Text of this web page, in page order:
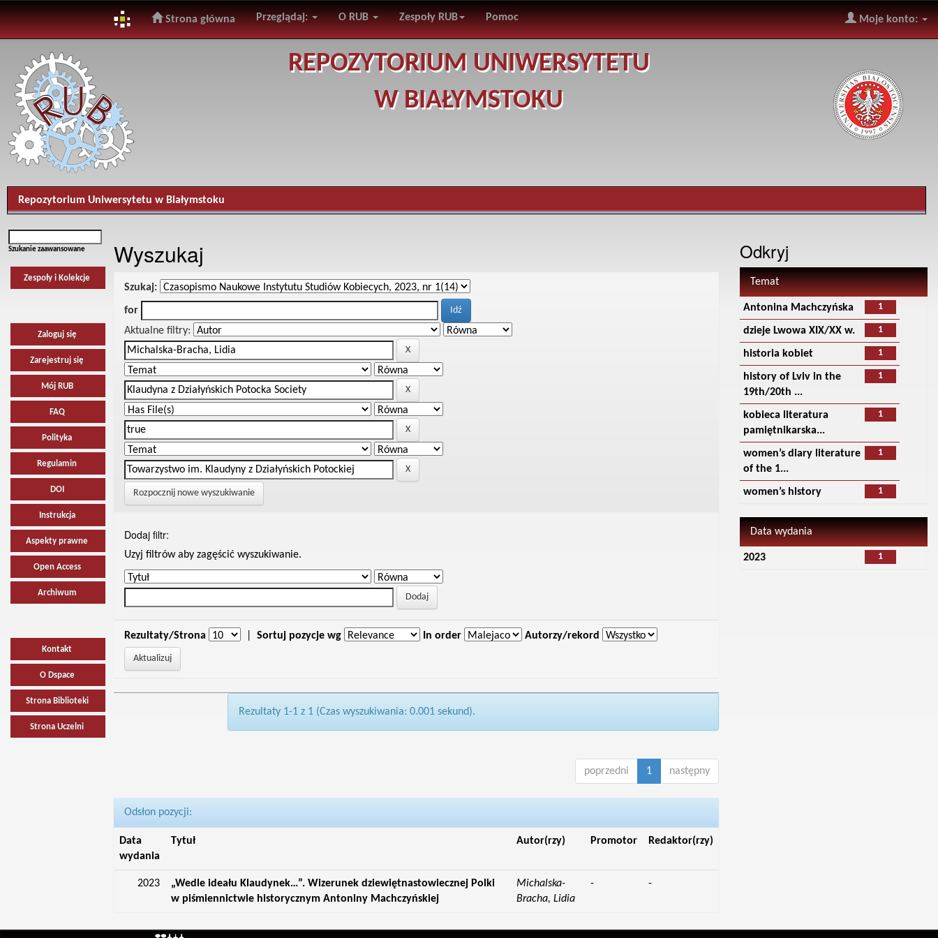
navigation
Strona główna Przeglądaj: O RUB Zespoły RUB Pomoc Moje konto:
REPOZYTORIUM UNIWERSYTETU
W BIAŁYMSTOKU
Repozytorium Uniwersytetu w Białymstoku
Szukanie zaawansowane
Zespoły i Kolekcje
Zaloguj się
Zarejestruj się
Mój RUB
FAQ
Polityka
Regulamin
DOI
Instrukcja
Aspekty prawne
Open Access
Archiwum
Kontakt
O Dspace
Strona Biblioteki
Strona Uczelni
Wyszukaj
Szukaj:
for
Aktualne filtry:
Rozpocznij nowe wyszukiwanie
Dodaj filtr:
Uzyj filtrów aby zagęścić wyszukiwanie.
Rezultaty/Strona Sortuj pozycje wg In order Autorzy/rekord
Rezultaty 1-1 z 1 (Czas wyszukiwania: 0.001 sekund).
poprzedni 1 następny
Odsłon pozycji:
Data
wydania
Tytuł Autor(rzy) Promotor Redaktor(rzy)
2023
„Wedle ideału Klaudynek…”. Wizerunek dziewiętnastowiecznej Polki
w piśmiennictwie historycznym Antoniny Machczyńskiej
Michalska-
Bracha, Lidia
- -
Odkryj
Temat
1
Antonina Machczyńska
1
dzieje Lwowa XIX/XX w.
1
historia kobiet
1
history of Lviv in the
19th/20th ...
1
kobieca literatura
pamiętnikarska...
1
women’s diary literature
of the 1...
1
women’s history
Data wydania
1
2023